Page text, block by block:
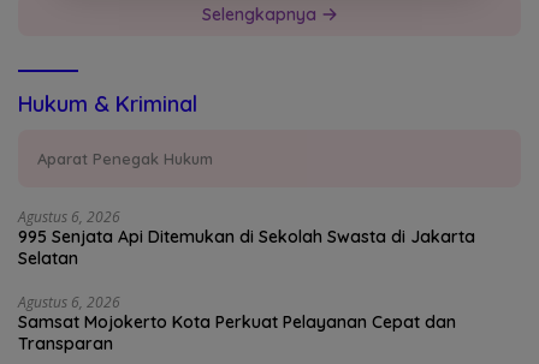
Selengkapnya
Hukum & Kriminal
Aparat Penegak Hukum
Agustus 6, 2026
995 Senjata Api Ditemukan di Sekolah Swasta di Jakarta
Selatan
Agustus 6, 2026
Samsat Mojokerto Kota Perkuat Pelayanan Cepat dan
Transparan